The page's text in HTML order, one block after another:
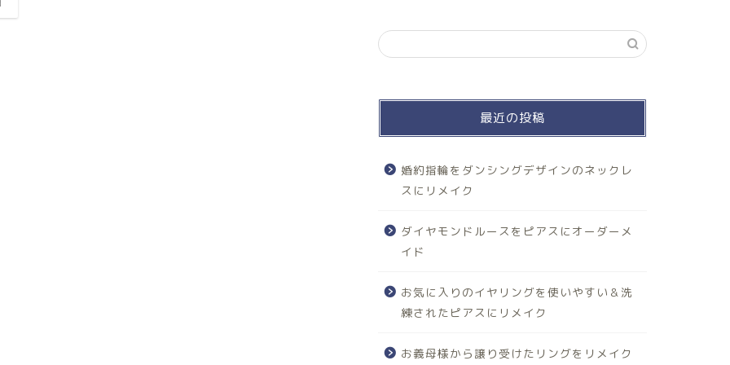
最近の投稿
婚約指輪をダンシングデザインのネックレ
スにリメイク
ダイヤモンドルースをピアスにオーダーメ
イド
お気に入りのイヤリングを使いやすい＆洗
練されたピアスにリメイク
お義母様から譲り受けたリングをリメイク